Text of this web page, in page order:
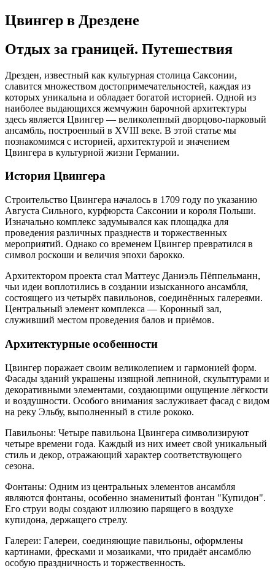
Цвингер в Дрездене
Отдых за границей. Путешествия
Дрезден, известный как культурная столица Саксонии,
славится множеством достопримечательностей, каждая из
которых уникальна и обладает богатой историей. Одной из
наиболее выдающихся жемчужин барочной архитектуры
здесь является Цвингер — великолепный дворцово-парковый
ансамбль, построенный в XVIII веке. В этой статье мы
познакомимся с историей, архитектурой и значением
Цвингера в культурной жизни Германии.
История Цвингера
Строительство Цвингера началось в 1709 году по указанию
Августа Сильного, курфюрста Саксонии и короля Польши.
Изначально комплекс задумывался как площадка для
проведения различных празднеств и торжественных
мероприятий. Однако со временем Цвингер превратился в
символ роскоши и величия эпохи барокко.
Архитектором проекта стал Маттеус Даниэль Пёппельманн,
чьи идеи воплотились в создании изысканного ансамбля,
состоящего из четырёх павильонов, соединённых галереями.
Центральный элемент комплекса — Коронный зал,
служивший местом проведения балов и приёмов.
Архитектурные особенности
Цвингер поражает своим великолепием и гармонией форм.
Фасады зданий украшены изящной лепниной, скульптурами и
декоративными элементами, создающими ощущение лёгкости
и воздушности. Особого внимания заслуживает фасад с видом
на реку Эльбу, выполненный в стиле рококо.
Павильоны: Четыре павильона Цвингера символизируют
четыре времени года. Каждый из них имеет свой уникальный
стиль и декор, отражающий характер соответствующего
сезона.
Фонтаны: Одним из центральных элементов ансамбля
являются фонтаны, особенно знаменитый фонтан "Купидон".
Его струи воды создают иллюзию парящего в воздухе
купидона, держащего стрелу.
Галереи: Галереи, соединяющие павильоны, оформлены
картинами, фресками и мозаиками, что придаёт ансамблю
особую праздничность и торжественность.